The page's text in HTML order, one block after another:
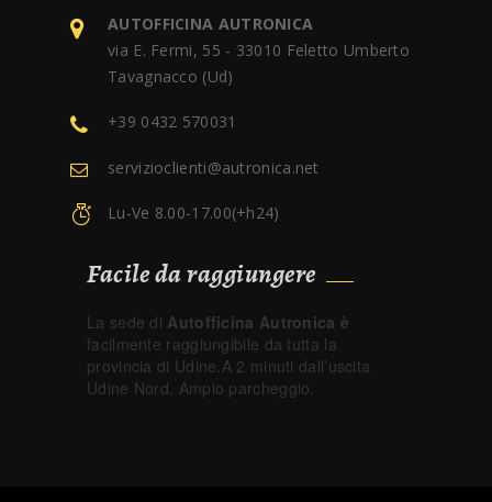
AUTOFFICINA AUTRONICA
via E. Fermi, 55 - 33010 Feletto Umberto
Tavagnacco (Ud)
+39 0432 570031
servizioclienti@autronica.net
Lu-Ve 8.00-17.00(+h24)
Facile da raggiungere
La sede di Autofficina Autronica è
facilmente raggiungibile da tutta la
provincia di Udine.A 2 minuti dall’uscita
Udine Nord. Ampio parcheggio.